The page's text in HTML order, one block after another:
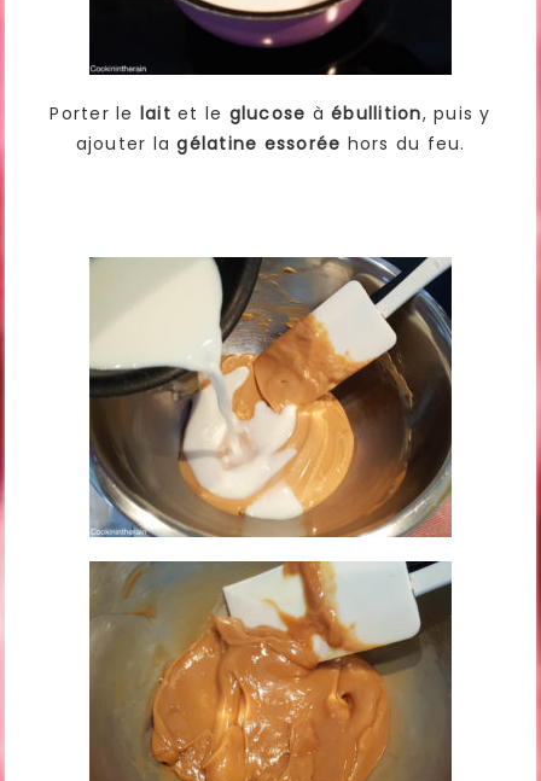
Porter le lait et le glucose àébullition, puis y
ajouter lagélatine essorée hors du feu.